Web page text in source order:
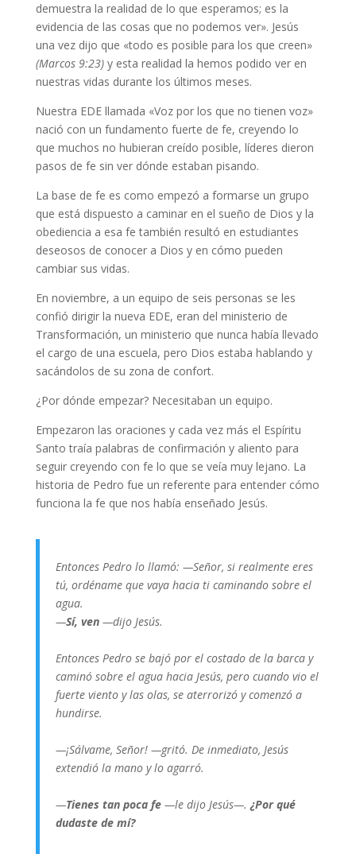
demuestra la realidad de lo que esperamos; es la
evidencia de las cosas que no podemos ver». Jesús
una vez dijo que «todo es posible para los que creen»
(Marcos 9:23)y esta realidad la hemos podido ver en
nuestras vidas durante los últimos meses.
Nuestra EDE llamada «Voz por los que no tienen voz»
nació con un fundamento fuerte de fe, creyendo lo
que muchos no hubieran creído posible, líderes dieron
pasos de fe sin ver dónde estaban pisando.
La base de fe es como empezó a formarse un grupo
que está dispuesto a caminar en el sueño de Dios y la
obediencia a esa fe también resultó en estudiantes
deseosos de conocer a Dios y en cómo pueden
cambiar sus vidas.
En noviembre, a un equipo de seis personas se les
confió dirigir la nueva EDE, eran del ministerio de
Transformación, un ministerio que nunca había llevado
el cargo de una escuela, pero Dios estaba hablando y
sacándolos de su zona de confort.
¿Por dónde empezar? Necesitaban un equipo.
Empezaron las oraciones y cada vez más el Espíritu
Santo traía palabras de confirmación y aliento para
seguir creyendo con fe lo que se veía muy lejano. La
historia de Pedro fue un referente para entender cómo
funciona la fe que nos había enseñado Jesús.
Entonces Pedro lo llamó: —Señor, si realmente eres
tú, ordéname que vaya hacia ti caminando sobre el
agua.
—Sí, ven—dijo Jesús.
Entonces Pedro se bajó por el costado de la barca y
caminó sobre el agua hacia Jesús, pero cuando vio el
fuerte viento y las olas, se aterrorizó y comenzó a
hundirse.
—¡Sálvame, Señor! —gritó. De inmediato, Jesús
extendió la mano y lo agarró.
—Tienes tan poca fe—le dijo Jesús—.¿Por qué
dudaste de mí?